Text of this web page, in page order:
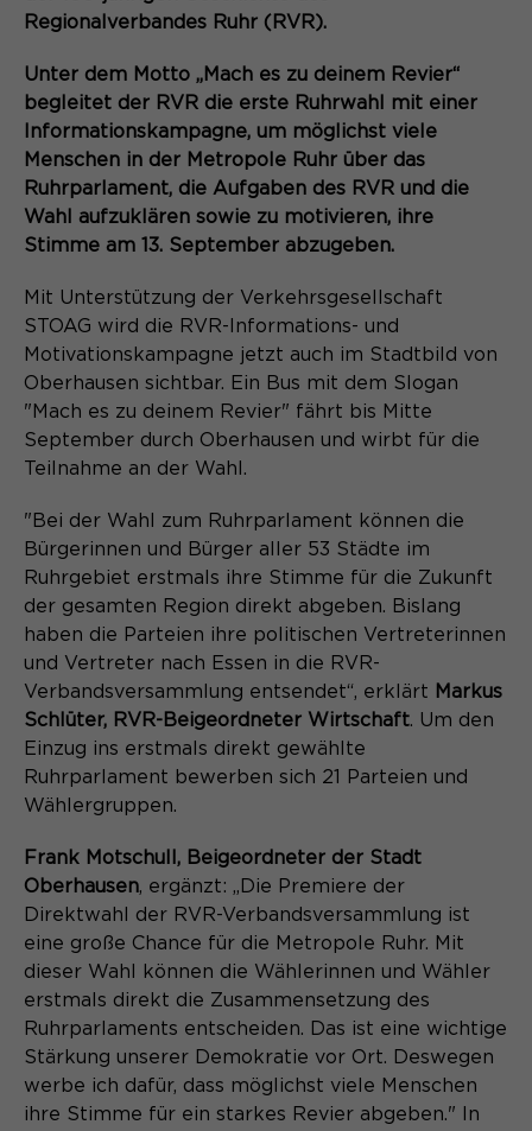
Zweck
Content Management System dieser
Webseite. Diese Basis-Cookies sind
Website angenehm und flüssig wird:
Sie ermöglichen es der Website, Sie
zu erkennen und somit Ihre Sitzung
offen zu halten. Es speichert bei
einem Benutzer-Login für einen
geschlossenen Bereich die Benutzer-
ID als verschlüsselten Wert (sog.
Datenbankeintrag des Nutzers.
Name PHPSESSID
Anbieter Session-Cookies
Schließen des Browsers wieder
gelöscht.
Zweck
PHPs Standard Sitzungs- Identifikation
(Formulare).
Name be_typo_user
Anbieter TYPO3
Laufzeit Ende der Sitzung
Zweck
Dieser Cookie teilt der Webseite mit,
angemeldet ist und die Rechte besitzt
diese zu verwalten.
Name cookie_optin
Name _pk_id*
Anbieter Matomo
Laufzeit
Zweck
Dient zur anonymen
Wiedererkennung eines Besuchers.
_pk_ses*
Anbieter Matomo
Laufzeit 30 Minuten
Zweck
Speichert vorübergehend Daten der
Name _pk_ref.*
Anbieter Matomo
Laufzeit 6 Monate
Zweck Speichert die Herkunft des Besuchers.
MATOMO_SESSID
Anbieter Matomo
Laufzeit Sitzung
Zweck
Temporäre Session-ID, ohne
personenbezogene Daten.
Cookie-Informationen
Aktivierung Mehrsprachigkeit
Diese Cookies ermöglichen die automatische
Übersetzung der Website-Inhalte durch GTranslate.
Name googtrans
Anbieter GTranslate Inc.
Laufzeit 1 Jahr
Zweck
Speichert die vom Nutzer gewählte
Sprache für die automatische
Übersetzung der Website.
Cookie-Informationen
Regionalverbandes Ruhr (RVR).
Unter dem Motto „Mach es zu deinem Revier“
begleitet der RVR die erste Ruhrwahl mit einer
Informationskampagne, um möglichst viele
Menschen in der Metropole Ruhr über das
Ruhrparlament, die Aufgaben des RVR und die
Wahl aufzuklären sowie zu motivieren, ihre
Stimme am 13. September abzugeben.
Mit Unterstützung der Verkehrsgesellschaft
STOAG wird die RVR-Informations- und
Motivationskampagne jetzt auch im Stadtbild von
Oberhausen sichtbar. Ein Bus mit dem Slogan
"Mach es zu deinem Revier" fährt bis Mitte
September durch Oberhausen und wirbt für die
Teilnahme an der Wahl.
"Bei der Wahl zum Ruhrparlament können die
Bürgerinnen und Bürger aller 53 Städte im
Ruhrgebiet erstmals ihre Stimme für die Zukunft
der gesamten Region direkt abgeben. Bislang
haben die Parteien ihre politischen Vertreterinnen
und Vertreter nach Essen in die RVR-
Verbandsversammlung entsendet“, erklärt Markus
Schlüter, RVR-Beigeordneter Wirtschaft. Um den
Einzug ins erstmals direkt gewählte
Ruhrparlament bewerben sich 21 Parteien und
Wählergruppen.
Frank Motschull, Beigeordneter der Stadt
Oberhausen, ergänzt: „Die Premiere der
Direktwahl der RVR-Verbandsversammlung ist
eine große Chance für die Metropole Ruhr. Mit
dieser Wahl können die Wählerinnen und Wähler
erstmals direkt die Zusammensetzung des
Ruhrparlaments entscheiden. Das ist eine wichtige
Stärkung unserer Demokratie vor Ort. Deswegen
werbe ich dafür, dass möglichst viele Menschen
ihre Stimme für ein starkes Revier abgeben." In